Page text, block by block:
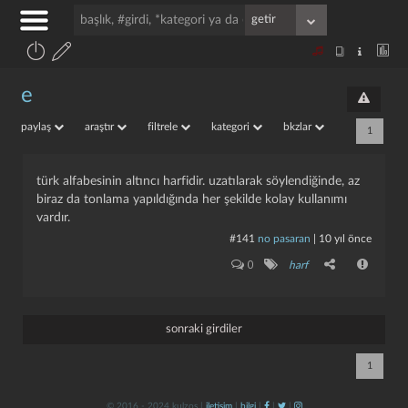
e
paylaş araştır filtrele kategori bkzlar 1
türk alfabesinin altıncı harfidir. uzatılarak söylendiğinde, az
biraz da tonlama yapıldığında her şekilde kolay kullanımı
vardır.
#141 no pasaran 10 yıl önce
0 harf
sonraki girdiler
1
© 2016 - 2024 kulzos | iletişim| bilgi| | |